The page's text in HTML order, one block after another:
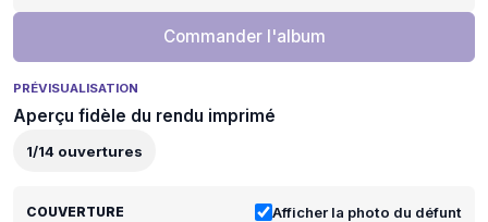
Commander l'album
PRÉVISUALISATION
Aperçu fidèle du rendu imprimé
1/14 ouvertures
COUVERTURE Afficher la photo du défunt